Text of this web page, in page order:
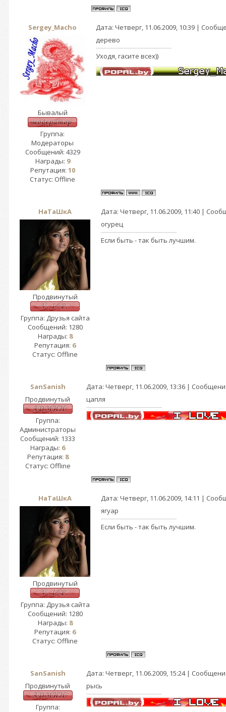
Sergey_Macho Дата: Четверг, 11.06.2009, 10:39 |
Бывалый
Группа:
Модераторы
Сообщений: 4329
Награды: 9
Репутация: 10
Статус: Offline
дерево
Уходя, гасите всех))
НаТаШкА Дата: Четверг, 11.06.2009, 11:40 |
Продвинутый
Группа: Друзья сайта
Сообщений: 1280
Награды: 8
Репутация: 6
Статус: Offline
огурец
Если быть - так быть лучшим.
SanSanish
Дата: Четверг, 11.06.2009, 13:36 |
Продвинутый
Группа:
Администраторы
Сообщений: 1333
Награды: 6
Репутация: 8
Статус: Offline
цапля
НаТаШкА Дата: Четверг, 11.06.2009, 14:11 |
Продвинутый
Группа: Друзья сайта
Сообщений: 1280
Награды: 8
Репутация: 6
Статус: Offline
ягуар
Если быть - так быть лучшим.
SanSanish
Дата: Четверг, 11.06.2009, 15:24 |
Продвинутый
Группа:
рысь